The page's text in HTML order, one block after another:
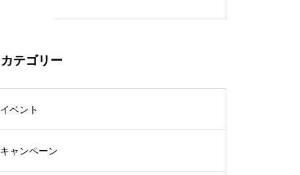
カテゴリー
イベント
キャンペーン